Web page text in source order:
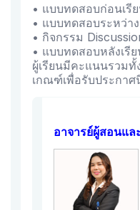
• แบบทดสอบก่อนเรี
• แบบทดสอบระหว่า
• กิจกรรม
• แบบทดสอบหลังเรี
ผู้เรียนมีคะแนนรวม
เกณฑ์เพื่อรับประกาศ
อาจารย์ผู้สอนแ